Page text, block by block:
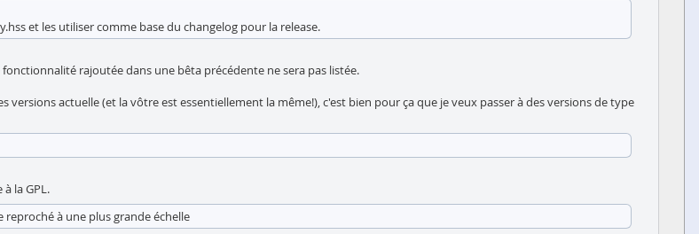
et les utiliser comme base du changelog pour la release.
rajoutée dans une bêta précédente ne sera pas listée.
actuelle (et la vôtre est essentiellement la même!), c'est bien pour ça que je veux passer à des versions de type
la GPL.
à une plus grande échelle